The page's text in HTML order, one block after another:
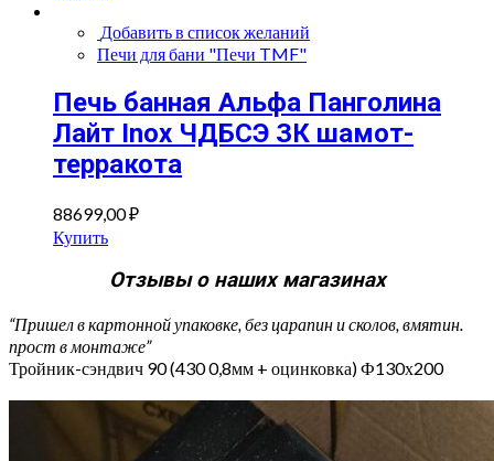
Добавить в список желаний
Печи для бани "Печи TMF"
Печь банная Альфа Панголина
Лайт Inox ЧДБСЭ ЗК шамот-
терракота
88699,00₽
Купить
Отзывы о наших магазинах
“Пришел в картонной упаковке, без царапин и сколов, вмятин.
прост в монтаже”
Тройник-сэндвич 90 (430 0,8мм + оцинковка) Ф130х200